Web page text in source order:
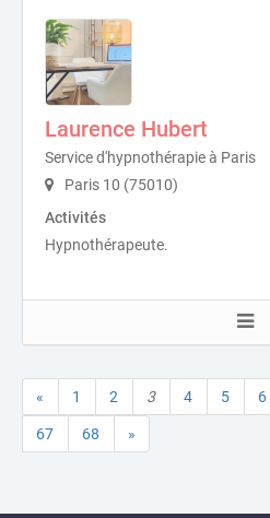
Laurence Hubert
Service d'hypnothérapie à Paris
Paris 10 (75010)
Activités
Hypnothérapeute.
« 1 2 3 4 5 6
67 68 »